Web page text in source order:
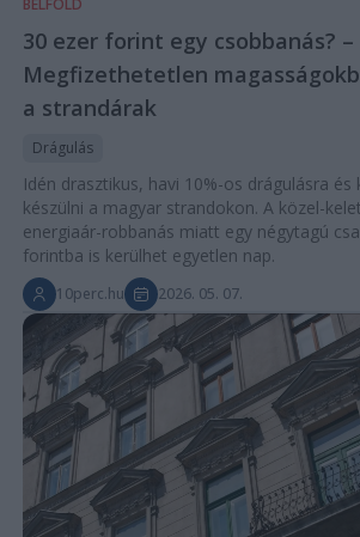
BELFÖLD
30 ezer forint egy csobbanás? –
Megfizethetetlen
a strandárak
Drágulás
Idén drasztikus, havi 10%-os drágulásra és
készülni a magyar strandokon. A közel-
energiaár-robbanás miatt egy négytagú
forintba is kerülhet egyetlen nap.
10perc.hu 2026. 05. 07.